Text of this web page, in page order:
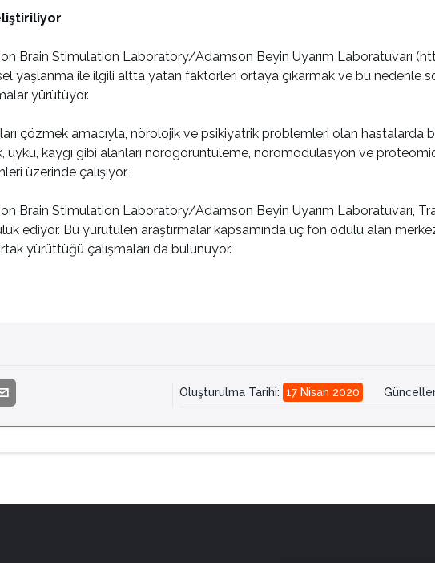
Brain Stimulation Laboratory/Adamson Beyin Uyarım Laboratuvarı
yaşlanma ile ilgili altta yatan faktörleri ortaya çıkarmak ve bu nedenle
yürütüyor.
çözmek amacıyla, nörolojik ve psikiyatrik problemleri olan hastalarda
uyku, kaygı gibi alanları nörogörüntüleme, nöromodülasyon ve
üzerinde çalışıyor.
Brain Stimulation Laboratory/Adamson Beyin Uyarım Laboratuvarı,
ediyor. Bu yürütülen araştırmalar kapsamında üç fon ödülü alan
yürüttüğü çalışmaları da bulunuyor.
Oluşturulma Tarihi: 17 Nisan 2020